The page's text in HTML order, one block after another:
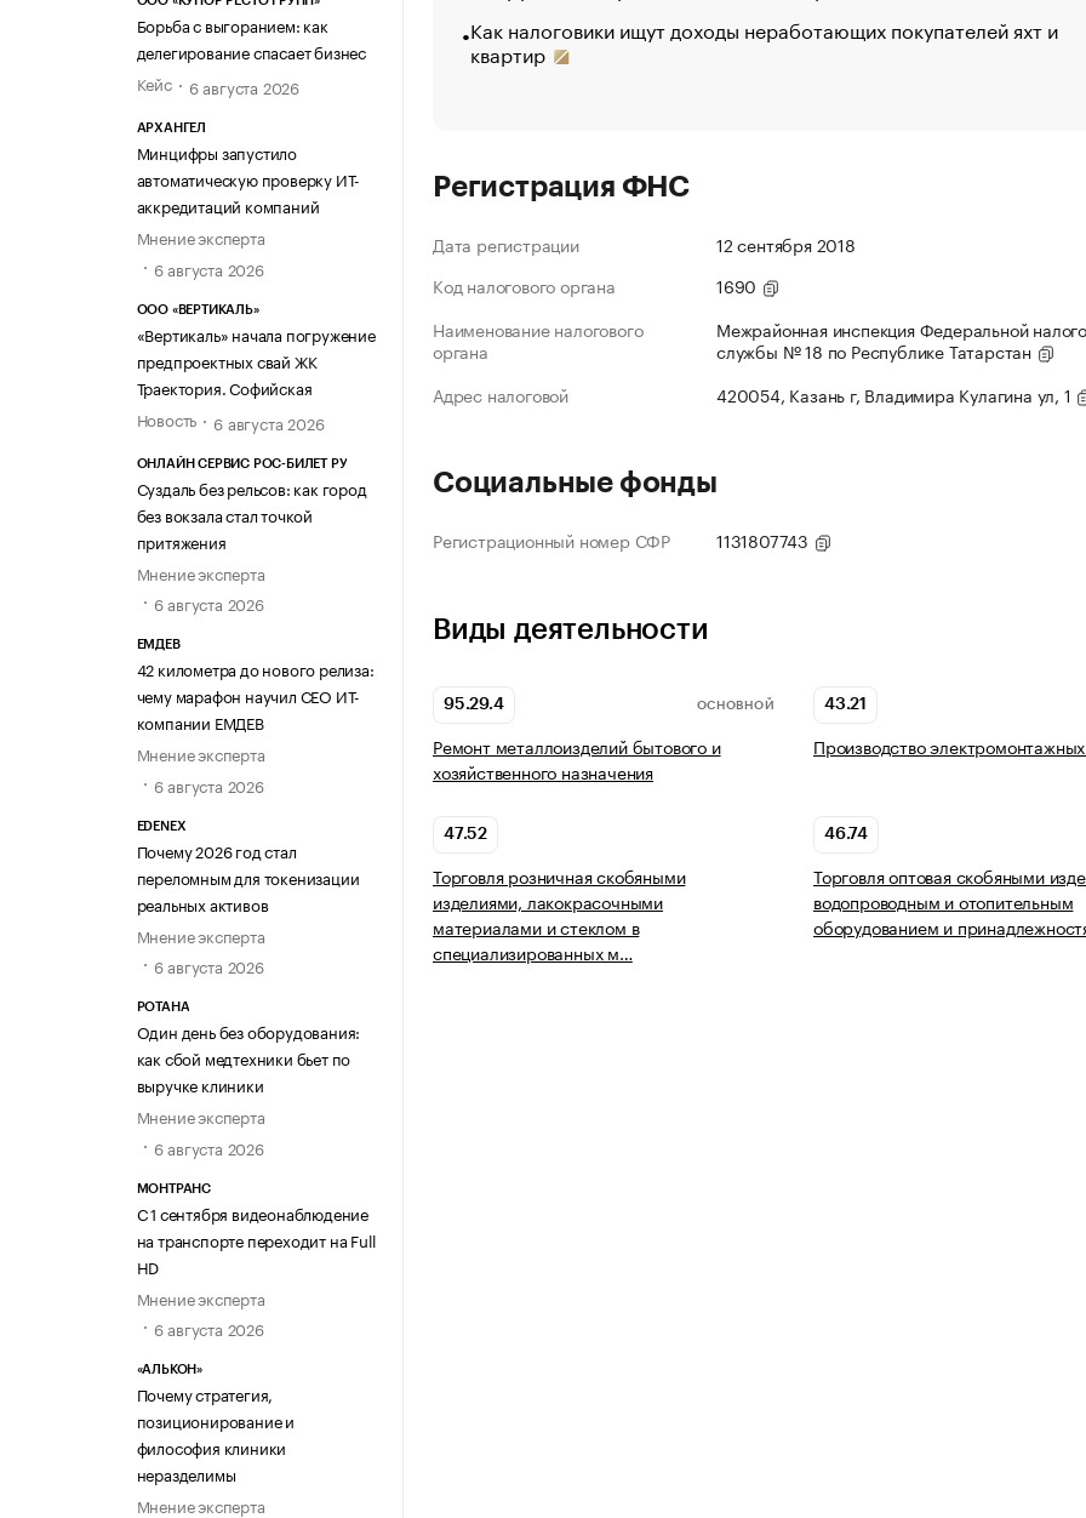
Борьба с выгоранием: как
делегирование спасает бизнес
Кейс
6 августа 2026
АРХАНГЕЛ
Минцифры запустило
автоматическую проверку ИТ-
аккредитаций компаний
Мнение эксперта
6 августа 2026
ООО «ВЕРТИКАЛЬ»
«Вертикаль» начала погружение
предпроектных свай ЖК
Траектория. Софийская
Новость
6 августа 2026
ОНЛАЙН СЕРВИС РОС-БИЛЕТ РУ
Суздаль без рельсов: как город
без вокзала стал точкой
притяжения
Мнение эксперта
6 августа 2026
ЕМДЕВ
42 километра до нового релиза:
чему марафон научил СЕО ИТ-
компании ЕМДЕВ
Мнение эксперта
6 августа 2026
EDENEX
Почему 2026 год стал
переломным для токенизации
реальных активов
Мнение эксперта
6 августа 2026
РОТАНА
Один день без оборудования:
как сбой медтехники бьет по
выручке клиники
Мнение эксперта
6 августа 2026
МОНТРАНС
С 1 сентября видеонаблюдение
на транспорте переходит на Full
HD
Мнение эксперта
6 августа 2026
«АЛЬКОН»
Почему стратегия,
позиционирование и
философия клиники
неразделимы
Мнение эксперта
Как налоговики ищут доходы неработающих покупателей яхт и
квартир
Регистрация ФНС
Дата регистрации
12 сентября 2018
Код налогового органа
1690
Наименование налогового
органа
Межрайонная инспекция Федеральной
службы № 18 по Республике Татарстан
Адрес налоговой
420054, Казань г, Владимира Кулагина ул, 1
Социальные фонды
Регистрационный номер СФР 1131807743
Виды деятельности
95.29.4 ОСНОВНОЙ
Ремонт металлоизделий бытового и
хозяйственного назначения
43.21
Производство
47.52
Торговля розничная скобяными
изделиями, лакокрасочными
материалами и стеклом в
специализированных м…
46.74
Торговля оптовая скобяными
водопроводным и отопительным
оборудованием и